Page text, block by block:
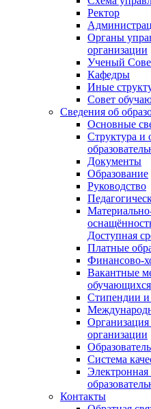
Ректор
Органы
организации
Ученый
Кафедры
Иные
Совет
Сведения об
Основные
Структура и
Документы
Образование
Руководство
Доступная
Платные
Финансово-
Вакантные
обучающихся
Стипендии
Организация
организации
Система
Контакты